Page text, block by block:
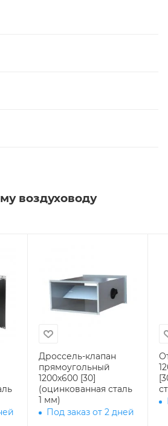
воздуховоду
Дроссель-клапан
прямоугольный
1200x600 [30]
(оцинкованная сталь
1 мм)
Под заказ от 2 дней